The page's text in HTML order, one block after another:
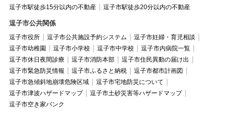
逗子市駅徒歩15分以内の不動産
逗子市駅徒歩20分以内の不動産
逗子市公共関係
逗子市役所 逗子市公共施設予約システム
逗子市妊婦・育児相談
逗子市幼稚園
逗子市小学校 逗子市中学校
逗子市内病院一覧
逗子市休日夜間診療
逗子市消防本部
逗子市住民異動の届け出
逗子市緊急防災情報
逗子市ふるさと納税
逗子市都市計画図
逗子市急傾斜地崩壊危険区域
逗子市宅地防災について
逗子市津波ハザードマップ
逗子市土砂災害等ハザードマップ
逗子市空き家バンク